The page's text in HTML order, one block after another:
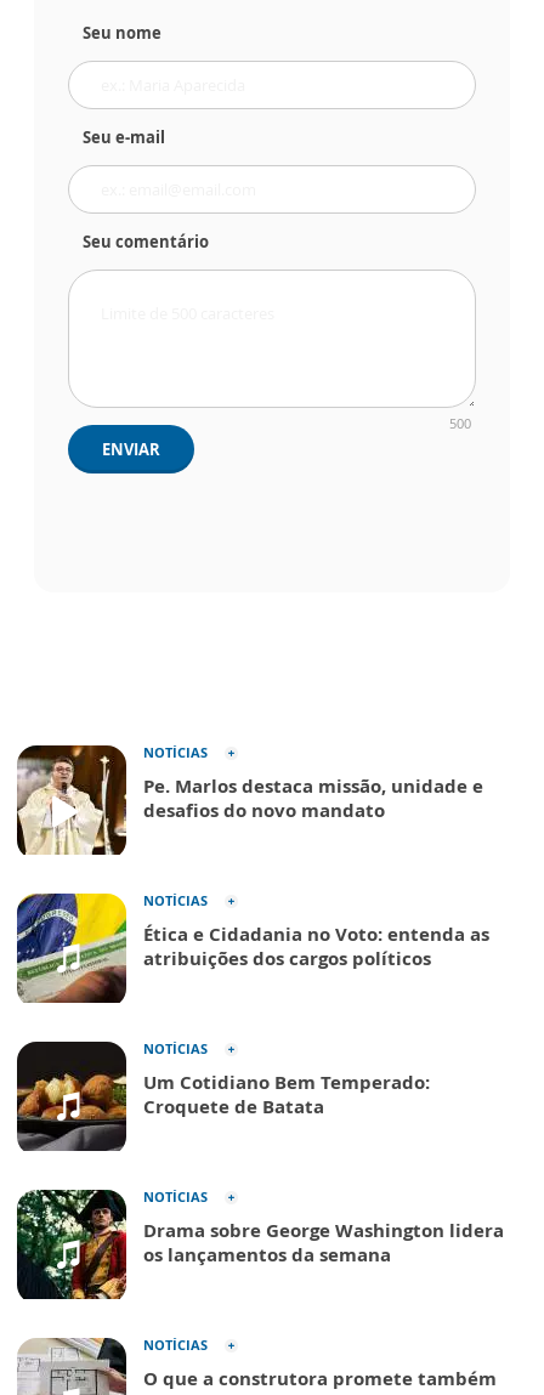
Seu nome
Seu e-mail
Seu comentário
500
ENVIAR
NOTÍCIAS
Pe. Marlos destaca missão, unidade e
desafios do novo mandato
NOTÍCIAS
Ética e Cidadania no Voto: entenda as
atribuições dos cargos políticos
NOTÍCIAS
Um Cotidiano Bem Temperado:
Croquete de Batata
NOTÍCIAS
Drama sobre George Washington lidera
os lançamentos da semana
NOTÍCIAS
O que a construtora promete também